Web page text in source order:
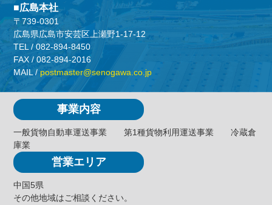
広島本社
〒739-0301
広島県広島市安芸区上瀬野1-17-12
TEL /082-894-8450
FAX / 082-894-2016
MAIL /postmaster@senogawa.co.jp
事業内容
一般貨物自動車運送事業第1種貨物利用運送事業冷蔵倉
庫業
営業エリア
中国5県
その他地域はご相談ください。